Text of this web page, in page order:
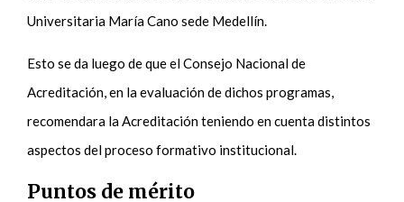
Universitaria María Cano sede Medellín.
Esto se da luego de que el Consejo Nacional de
Acreditación, en la evaluación de dichos programas,
recomendara la Acreditación teniendo en cuenta distintos
aspectos del proceso formativo institucional.
Puntos de mérito